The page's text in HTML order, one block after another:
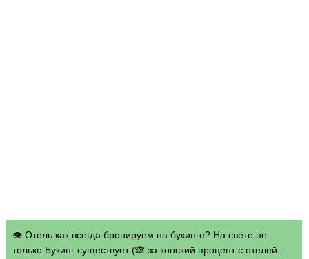
👁 Отель как всегда бронируем на букинге? На свете не
только Букинг существует (🙈 за конский процент с отелей -